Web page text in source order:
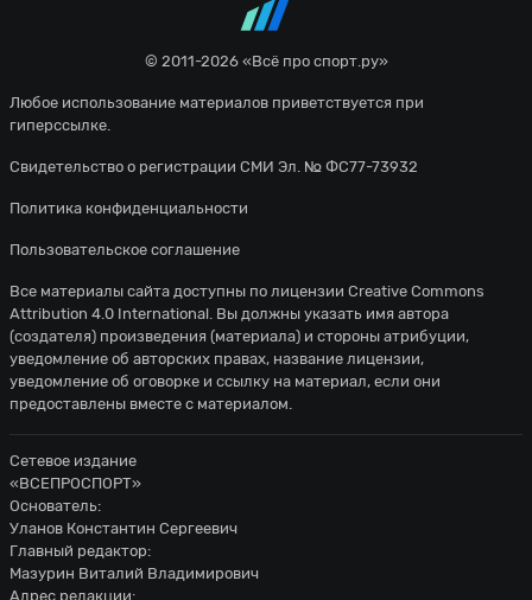
© 2011-2026 «Всё про спорт.ру»
Любое использование материалов приветствуется при
гиперссылке.
Свидетельство о регистрации СМИ Эл. № ФС77-73932
Политика конфиденциальности
Пользовательское соглашение
Все материалы сайта доступны по лицензии Creative Commons
Attribution 4.0 International. Вы должны указать имя автора
(создателя) произведения (материала) и стороны атрибуции,
уведомление об авторских правах, название лицензии,
уведомление об оговорке и ссылку на материал, если они
предоставлены вместе с материалом.
Сетевое издание
«ВСЕПРОСПОРТ»
Основатель:
Уланов Константин Сергеевич
Главный редактор:
Мазурин Виталий Владимирович
Адрес редакции: